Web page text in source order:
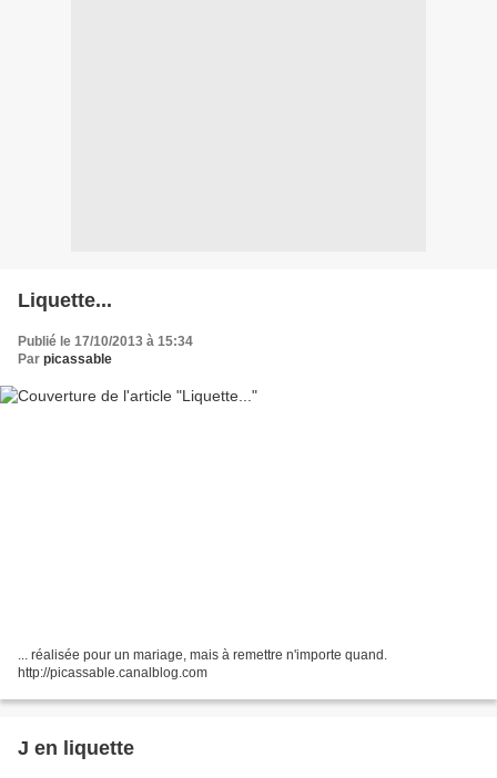
Liquette...
Publié le 17/10/2013 à 15:34
Par picassable
... réalisée pour un mariage, mais à remettre n'importe quand.
http://picassable.canalblog.com
J en liquette